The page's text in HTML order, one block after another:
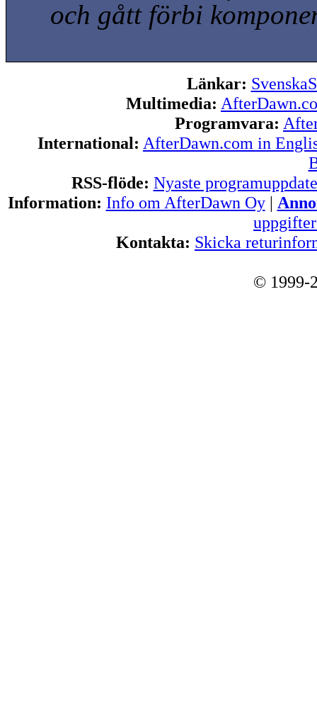
och gått förbi
Länkar:
Multimedia:
Programvara:
International: AfterDawn.com in
RSS-flöde: Nyaste
Information: Info om AfterDawn Oy|
Kontakta: Skicka
© 1999-